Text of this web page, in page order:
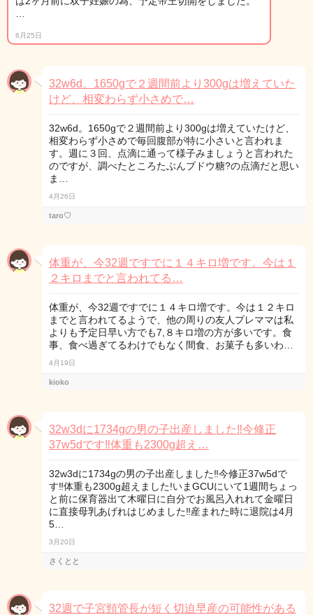
6月25日
32w6d。1650gで２週間前より300gは増えていた
けど、相変わらず小さめで…
32w6d。1650gで２週間前より300gは増えていたけど、
相変わらず小さめで毎回腹部が特に小さいと言われま
す。週に３回、点滴に通って様子みましょうと言われた
のですが、調べたところたぶんブドウ糖?の点滴だと思い
ま…
4月26日
taro♡
体重が、今32週ですでに１４キロ増です。今は１
２キロまでと言われてる…
体重が、今32週ですでに１４キロ増です。今は１２キロ
までと言われてるようで、他の周りの友人プレママは私
よりも予定日早い方でも7,８キロ増の方が多いです。食
事、食べ過ぎてるわけでもなく間食、お菓子も多いわ…
4月19日
kioko
32w3dに1734gの男の子出産しました‼︎今修正
37w5dです‼︎体重も2300g超え…
32w3dに1734gの男の子出産しました‼︎今修正37w5dで
す‼︎体重も2300g超えました!いまGCUにいて1週間ちょっ
と前に保育器出て木曜日に自分でお風呂入れれて金曜日
に直接母乳あげれはじめました‼︎産まれた時に退院は4月
5…
3月20日
さくとと
32週で子宮頸管長が短く切迫早産の可能性がある